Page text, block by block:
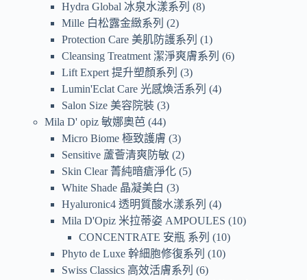
Hydra Global 冰泉水漾系列
8
Mille 白松露金緻系列
2
Protection Care 美肌防護系列
1
Cleansing Treatment 潔淨爽膚系列
6
Lift Expert 提升塑顏系列
3
Lumin'Eclat Care 光感煥活系列
4
Salon Size 美容院裝 3
Mila D' opiz 敏娜奧芭 44
Micro Biome 極致護膚 3
Sensitive 蘆薈清爽防敏 2
Skin Clear 菁純暗瘡淨化 5
White Shade 晶凝美白
3
Hyaluronic4 透明質酸水漾系列
4
Mila D'Opiz 米拉蒂姿 AMPOULES
10
CONCENTRATE 安瓶 系列
10
Phyto de Luxe 幹細胞修復系列
10
Swiss Classics 高效活膚系列
6